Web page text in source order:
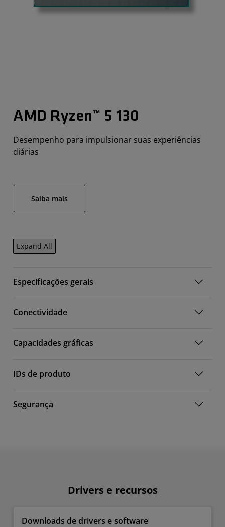
AMD Ryzen™ 5 130
Desempenho para impulsionar suas experiências
diárias
Saiba mais
Expand All
Especificações gerais
Conectividade
Capacidades gráficas
IDs de produto
Segurança
Drivers e recursos
Downloads de drivers e software